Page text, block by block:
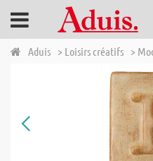
Aduis > Loisirs créatifs >